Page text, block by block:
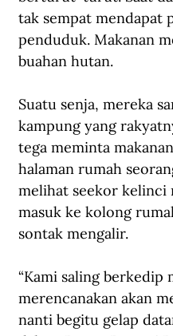
tak sempat mendapat
penduduk. Makanan
buahan hutan.
Suatu senja, mereka
kampung yang
tega meminta
halaman rumah
melihat seekor
masuk ke kolong
sontak mengalir.
“Kami saling berkedip
merencanakan akan
nanti begitu gelap